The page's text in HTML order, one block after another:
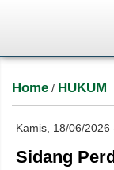
Home / HUKUM
Kamis, 18/06/2026
Sidang